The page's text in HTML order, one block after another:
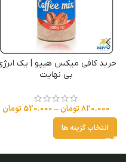
خرید کافی میکس هیپو | یک
بی نهایت
820.000تومان–
520.000 تومان
انتخاب گزینه ها